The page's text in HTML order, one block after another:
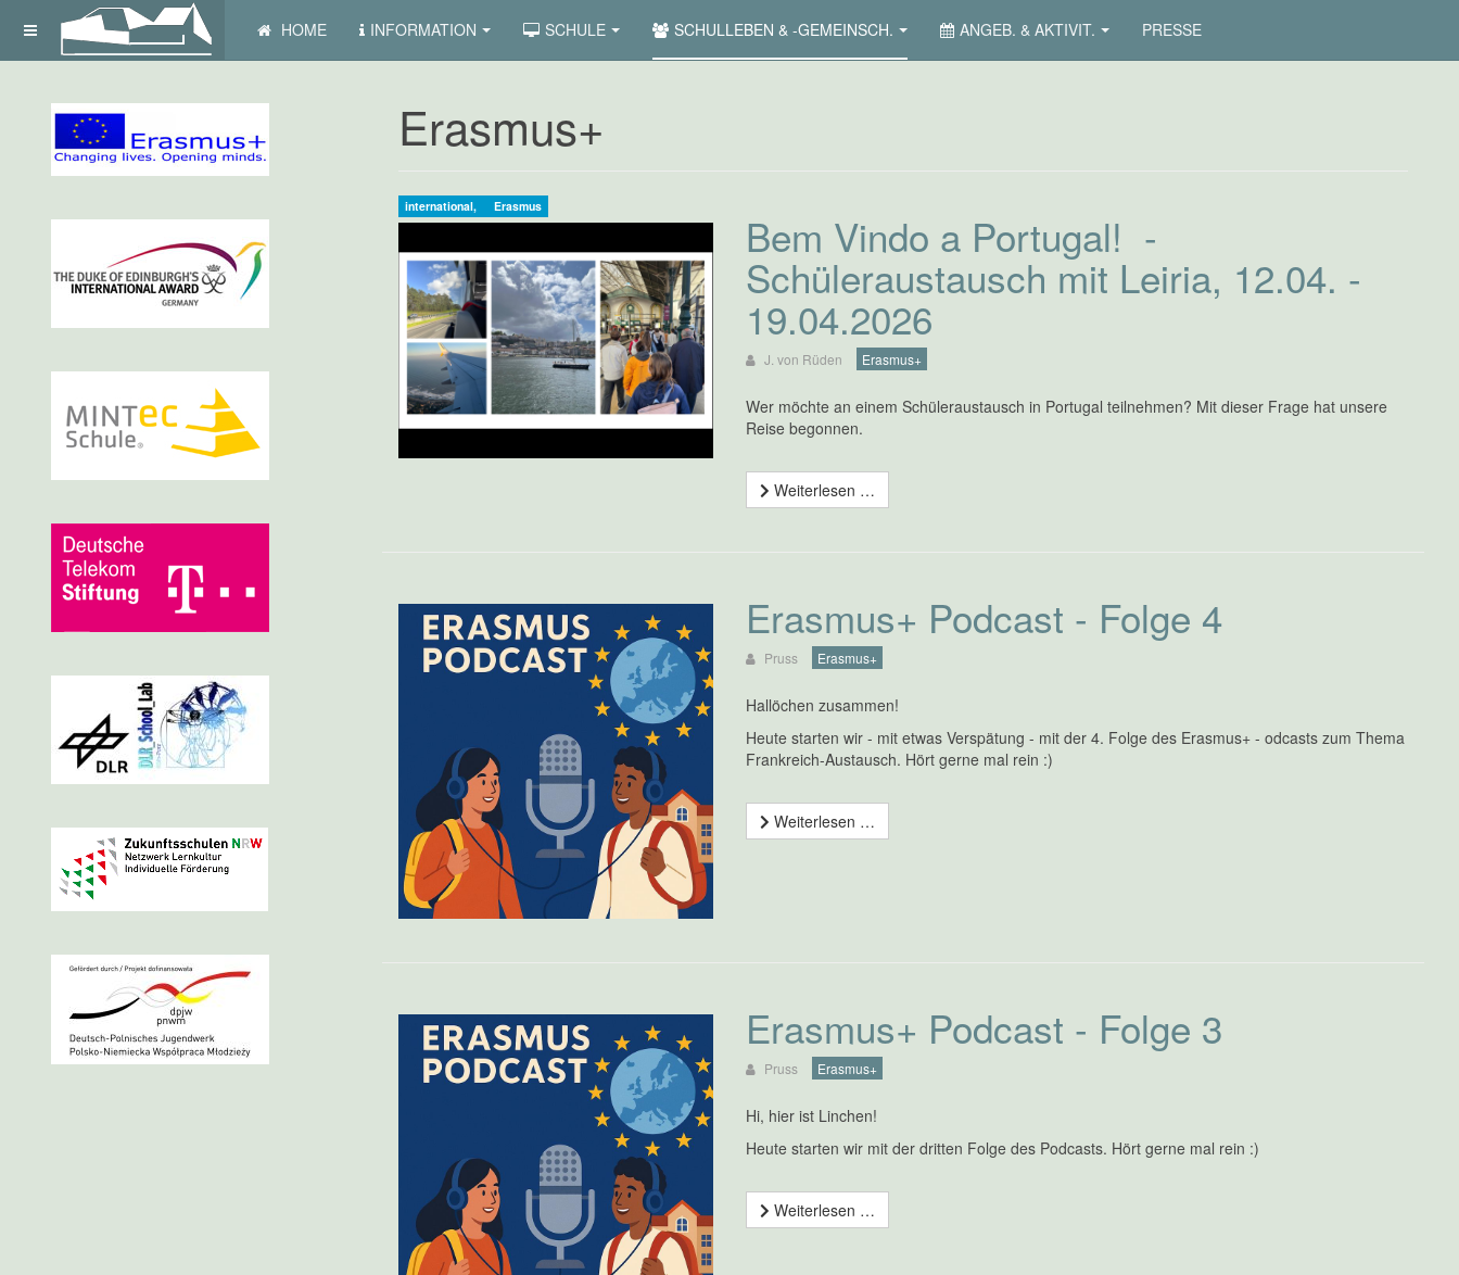
HOME INFORMATION SCHULE SCHULLEBEN & -GEMEINSCH. ANGEB. & AKTIVIT. PRESSE
Erasmus+
international, Erasmus
Bem Vindo a Portugal! -
Schüleraustausch mit Leiria, 12.04. -
19.04.2026
J. von Rüden Erasmus+
Wer möchte an einem Schüleraustausch in Portugal teilnehmen? Mit dieser Frage hat unsere
Reise begonnen.
Weiterlesen …
Erasmus+ Podcast - Folge 4
Pruss Erasmus+
Hallöchen zusammen!
Heute starten wir - mit etwas Verspätung - mit der 4. Folge des Erasmus+ - odcasts zum Thema
Frankreich-Austausch. Hört gerne mal rein :)
Weiterlesen …
Erasmus+ Podcast - Folge 3
Pruss Erasmus+
Hi, hier ist Linchen!
Heute starten wir mit der dritten Folge des Podcasts. Hört gerne mal rein :)
Weiterlesen …